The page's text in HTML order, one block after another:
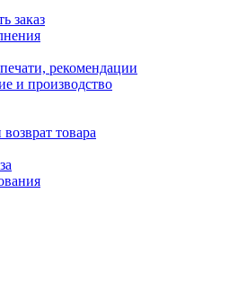
заказ
рекомендации
и производство
товара